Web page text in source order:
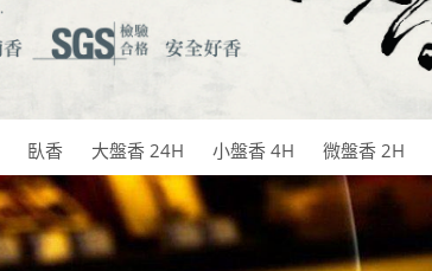
臥香 大盤香 24H 小盤香 4H 微盤香 2H